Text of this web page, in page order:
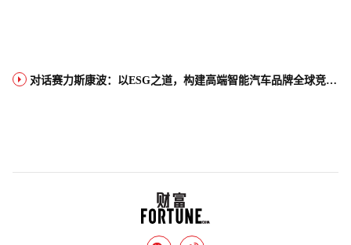
对话赛力斯康波：以ESG之道，构建高端智能汽车品牌全球竞争力